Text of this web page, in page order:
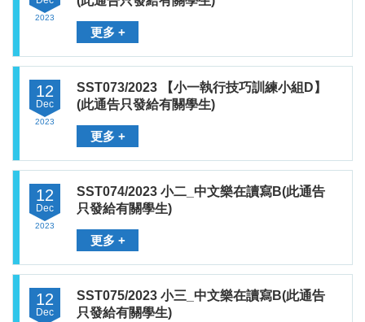
2023
更多 +
12
Dec
2023
SST073/2023 【小一執行技巧訓練小組D】
(此通告只發給有關學生)
更多 +
12
Dec
2023
SST074/2023 小二_中文樂在讀寫B(此通告
只發給有關學生)
更多 +
12
Dec
SST075/2023 小三_中文樂在讀寫B(此通告
只發給有關學生)